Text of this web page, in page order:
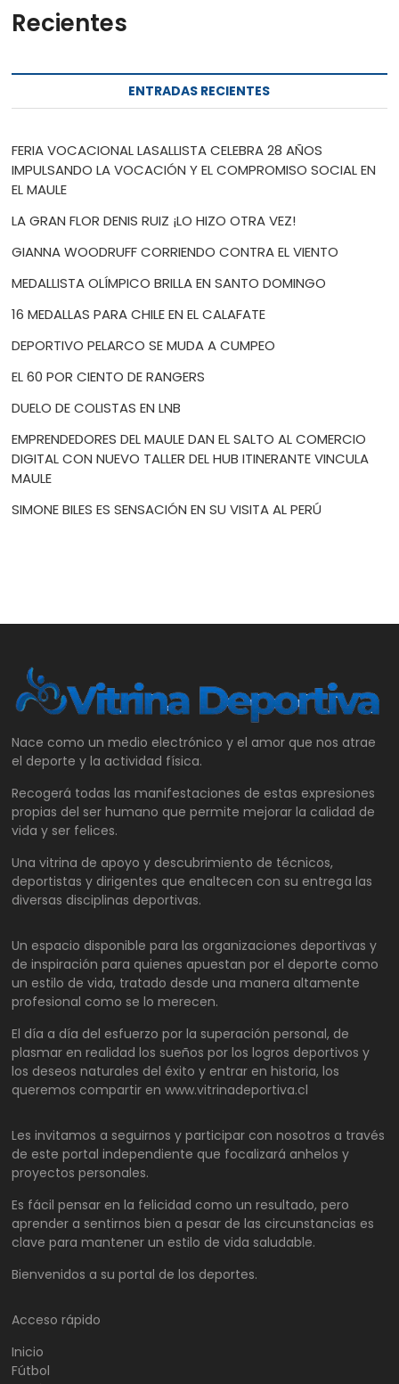
Recientes
ENTRADAS RECIENTES
FERIA VOCACIONAL LASALLISTA CELEBRA 28 AÑOS
IMPULSANDO LA VOCACIÓN Y EL COMPROMISO SOCIAL EN
EL MAULE
LA GRAN FLOR DENIS RUIZ ¡LO HIZO OTRA VEZ!
GIANNA WOODRUFF CORRIENDO CONTRA EL VIENTO
MEDALLISTA OLÍMPICO BRILLA EN SANTO DOMINGO
16 MEDALLAS PARA CHILE EN EL CALAFATE
DEPORTIVO PELARCO SE MUDA A CUMPEO
EL 60 POR CIENTO DE RANGERS
DUELO DE COLISTAS EN LNB
EMPRENDEDORES DEL MAULE DAN EL SALTO AL COMERCIO
DIGITAL CON NUEVO TALLER DEL HUB ITINERANTE VINCULA
MAULE
SIMONE BILES ES SENSACIÓN EN SU VISITA AL PERÚ
Nace como un medio electrónico y el amor que nos atrae
el deporte y la actividad física.
Recogerá todas las manifestaciones de estas expresiones
propias del ser humano que permite mejorar la calidad de
vida y ser felices.
Una vitrina de apoyo y descubrimiento de técnicos,
deportistas y dirigentes que enaltecen con su entrega las
diversas disciplinas deportivas.
Un espacio disponible para las organizaciones deportivas y
de inspiración para quienes apuestan por el deporte como
un estilo de vida, tratado desde una manera altamente
profesional como se lo merecen.
El día a día del esfuerzo por la superación personal, de
plasmar en realidad los sueños por los logros deportivos y
los deseos naturales del éxito y entrar en historia, los
queremos compartir en www.vitrinadeportiva.cl
Les invitamos a seguirnos y participar con nosotros a través
de este portal independiente que focalizará anhelos y
proyectos personales.
Es fácil pensar en la felicidad como un resultado, pero
aprender a sentirnos bien a pesar de las circunstancias es
clave para mantener un estilo de vida saludable.
Bienvenidos a su portal de los deportes.
Acceso rápido
Inicio
Fútbol